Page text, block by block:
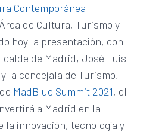
Contemporánea
de Cultura, Turismo y
hoy la presentación, con
de Madrid, José Luis
la concejala de Turismo,
MadBlue Summit 2021, el
a Madrid en la
la innovación, tecnología y